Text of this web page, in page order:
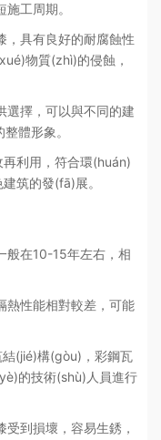
工周期。
，具有良好的耐腐蝕性
物質(zhì)的侵蝕，
選擇，可以與不同的建
體形象。
利用，符合環(huán)
筑的發(fā)展。
般在10-15年左右，相
熱性能相對較差，可能
(jié)構(gòu)，彩鋼瓦
的技術(shù)人員進行
到損壞，容易生銹，